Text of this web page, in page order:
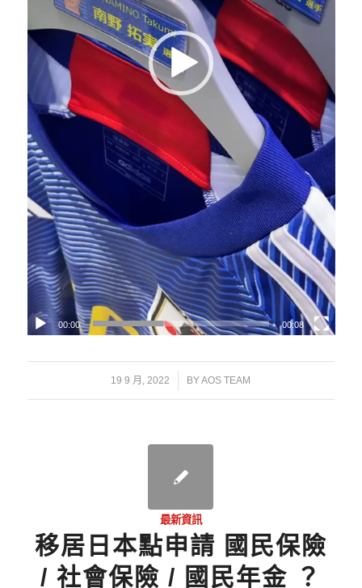
00:00 00:08
19 9 月, 2022
/ BYAOS TEAM
最新資訊
移居日本點申請 國民保險
/ 社會保險 / 國民年金 ？